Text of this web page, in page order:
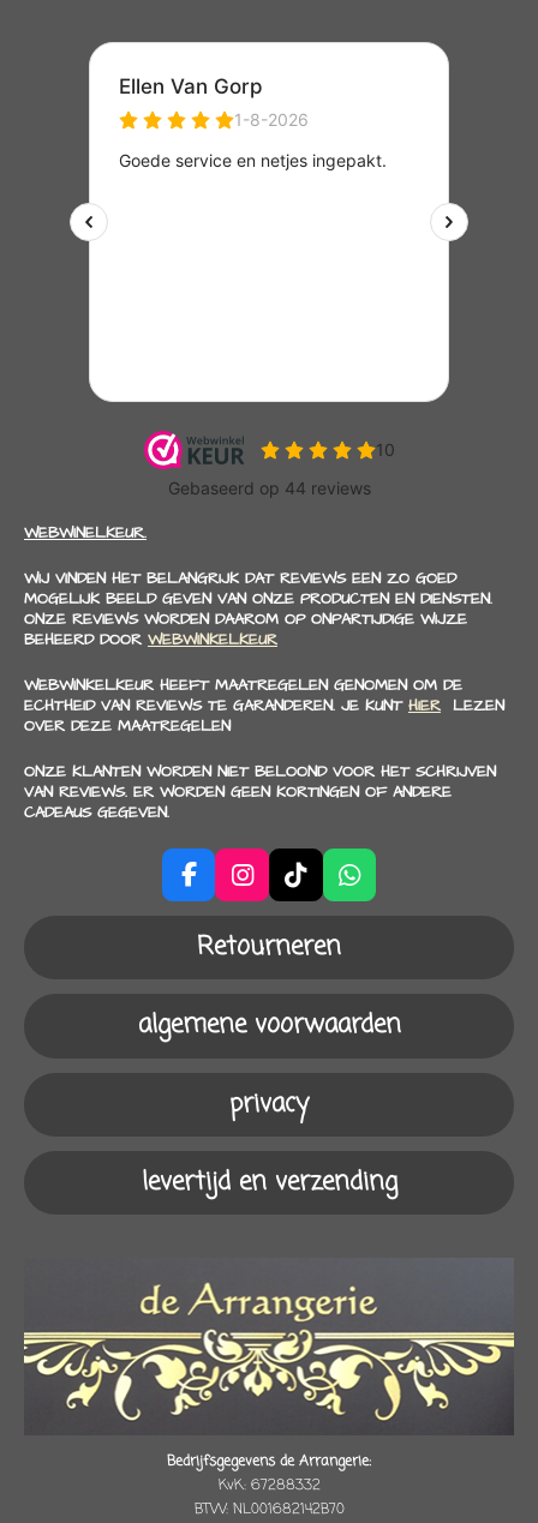
WEBWINELKEUR.
WIJ VINDEN HET BELANGRIJK DAT REVIEWS EEN ZO GOED
MOGELIJK BEELD GEVEN VAN ONZE PRODUCTEN EN DIENSTEN.
ONZE REVIEWS WORDEN DAAROM OP ONPARTIJDIGE WIJZE
BEHEERD DOOR WEBWINKELKEUR
WEBWINKELKEUR HEEFT MAATREGELEN GENOMEN OM DE
ECHTHEID VAN REVIEWS TE GARANDEREN. JE KUNT HIER LEZEN
OVER DEZE MAATREGELEN
ONZE KLANTEN WORDEN NIET BELOOND VOOR HET SCHRIJVEN
VAN REVIEWS. ER WORDEN GEEN KORTINGEN OF ANDERE
CADEAUS GEGEVEN.
F
a
b
o
k
I
n
s
t
a
r
a
m
T
i
k
T
o
W
h
s
p
p
Retourneren
algemene voorwaarden
privacy
levertijd en verzending
Bedrijfsgegevens de Arrangerie:
KvK: 67288332
BTW: NL001682142B70